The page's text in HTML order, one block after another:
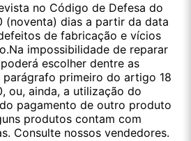
no Código de Defesa do
(noventa) dias a partir da data
de fabricação e vícios
impossibilidade de reparar
escolher dentre as
primeiro do artigo 18
ou, ainda, a utilização do
pagamento de outro produto
produtos contam com
Consulte nossos vendedores.